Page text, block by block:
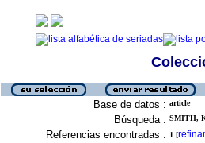
Base de datos : article
Búsqueda : SMITH,
Referencias encontradas : 1 [refinar